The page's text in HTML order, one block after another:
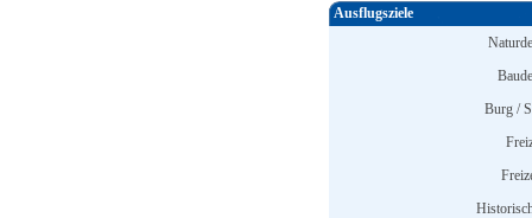
Ausflugsziele
Burg /